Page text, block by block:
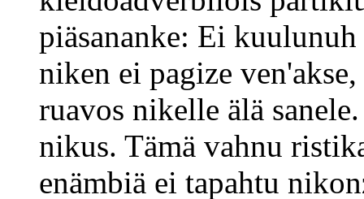
piäsananke: Ei
niken ei pagize
ruavos nikelle älä
nikus. Tämä vahnu
enämbiä ei tapahtu